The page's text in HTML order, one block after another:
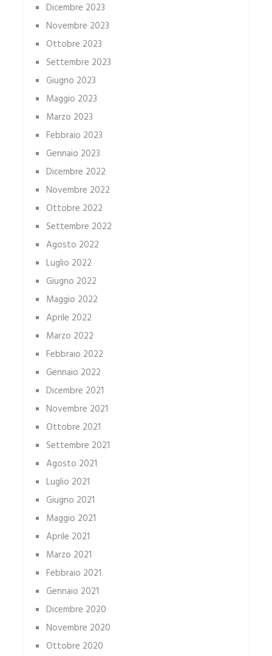
Dicembre 2023
Novembre 2023
Ottobre 2023
Settembre 2023
Giugno 2023
Maggio 2023
Marzo 2023
Febbraio 2023
Gennaio 2023
Dicembre 2022
Novembre 2022
Ottobre 2022
Settembre 2022
Agosto 2022
Luglio 2022
Giugno 2022
Maggio 2022
Aprile 2022
Marzo 2022
Febbraio 2022
Gennaio 2022
Dicembre 2021
Novembre 2021
Ottobre 2021
Settembre 2021
Agosto 2021
Luglio 2021
Giugno 2021
Maggio 2021
Aprile 2021
Marzo 2021
Febbraio 2021
Gennaio 2021
Dicembre 2020
Novembre 2020
Ottobre 2020